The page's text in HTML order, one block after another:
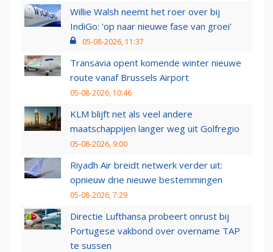
Willie Walsh neemt het roer over bij
IndiGo: 'op naar nieuwe fase van groei'
05-08-2026, 11:37
Transavia opent komende winter nieuwe
route vanaf Brussels Airport
05-08-2026, 10:46
KLM blijft net als veel andere
maatschappijen langer weg uit Golfregio
05-08-2026, 9:00
Riyadh Air breidt netwerk verder uit:
opnieuw drie nieuwe bestemmingen
05-08-2026, 7:29
Directie Lufthansa probeert onrust bij
Portugese vakbond over overname TAP
te sussen